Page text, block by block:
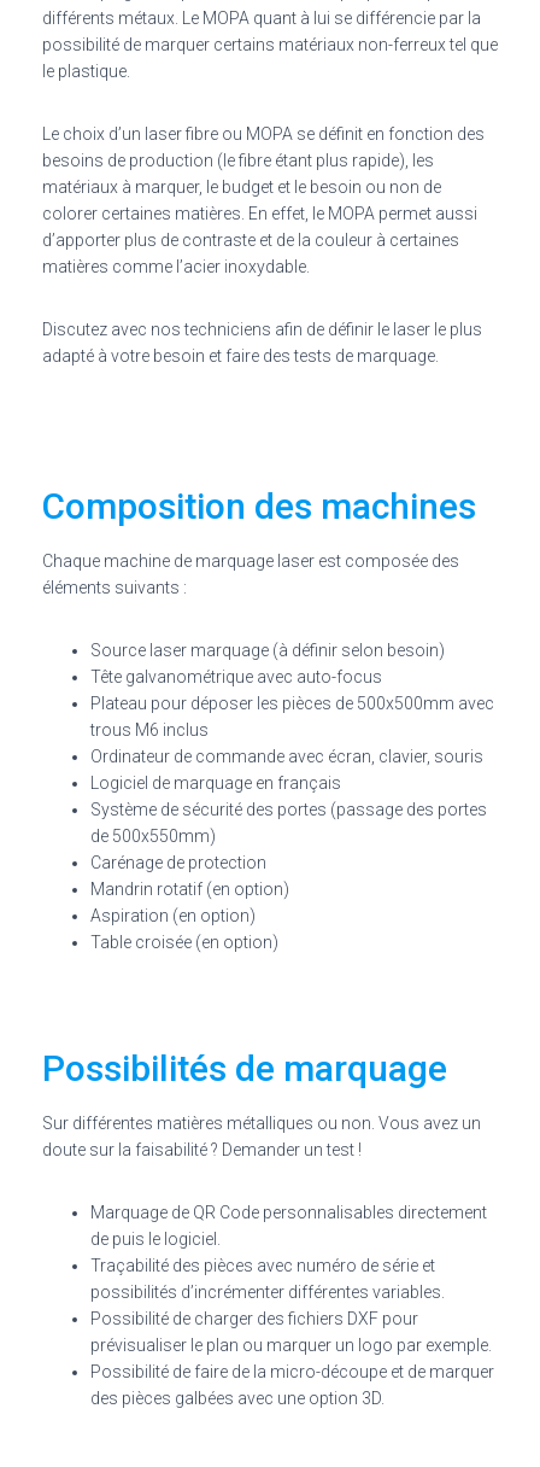
différents métaux. Le MOPA quant à lui se différencie par la
possibilité de marquer certains matériaux non-ferreux tel que
le plastique.
Le choix d’un laser fibre ou MOPA se définit en fonction des
besoins de production (le fibre étant plus rapide), les
matériaux à marquer, le budget et le besoin ou non de
colorer certaines matières. En effet, le MOPA permet aussi
d’apporter plus de contraste et de la couleur à certaines
matières comme l’acier inoxydable.
Discutez avec nos techniciens afin de définir le laser le plus
adapté à votre besoin et faire des tests de marquage.
Composition des machines
Chaque machine de marquage laser est composée des
éléments suivants :
Source laser marquage (à définir selon besoin)
Tête galvanométrique avec auto-focus
Plateau pour déposer les pièces de 500x500mm avec
trous M6 inclus
Ordinateur de commande avec écran, clavier, souris
Logiciel de marquage en français
Système de sécurité des portes (passage des portes
de 500x550mm)
Carénage de protection
Mandrin rotatif (en option)
Aspiration (en option)
Table croisée (en option)
Possibilités de marquage
Sur différentes matières métalliques ou non. Vous avez un
doute sur la faisabilité ? Demander un test !
Marquage de QR Code personnalisables directement
de puis le logiciel.
Traçabilité des pièces avec numéro de série et
possibilités d’incrémenter différentes variables.
Possibilité de charger des fichiers DXF pour
prévisualiser le plan ou marquer un logo par exemple.
Possibilité de faire de la micro-découpe et de marquer
des pièces galbées avec une option 3D.